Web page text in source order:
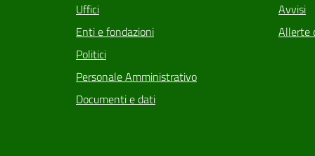
Uffici
Enti e fondazioni
Politici
Personale Amministrativo
Documenti e dati
Avvisi
Allerte